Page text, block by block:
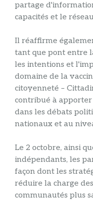
partage
capacités et le
Il réaffirme
tant que pont entre
les intentions et
domaine de la
citoyenneté –
contribué à
dans les débats
nationaux et au
Le 2 octobre, ainsi
indépendants, les
façon dont les
réduire la charge
communautés plus